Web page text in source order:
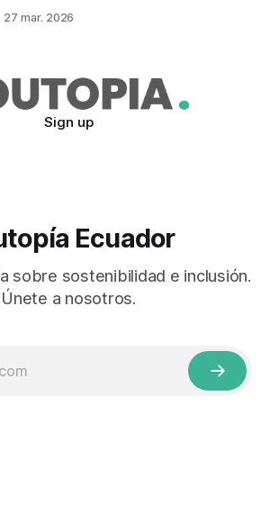
27 mar. 2026
Sign up
Ecuador
sobre sostenibilidad e inclusión.
Únete a nosotros.